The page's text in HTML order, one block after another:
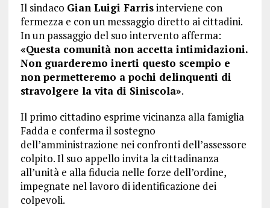
Il sindaco Gian Luigi Farrisinterviene con
fermezza e con un messaggio diretto ai cittadini.
In un passaggio del suo intervento afferma:
«Questa comunità non accetta intimidazioni.
Non guarderemo inerti questo scempio e
non permetteremo a pochi delinquenti di
stravolgere la vita di Siniscola».
Il primo cittadino esprime vicinanza alla famiglia
Fadda e conferma il sostegno
dell’amministrazione nei confronti dell’assessore
colpito. Il suo appello invita la cittadinanza
all’unità e alla fiducia nelle forze dell’ordine,
impegnate nel lavoro di identificazione dei
colpevoli.